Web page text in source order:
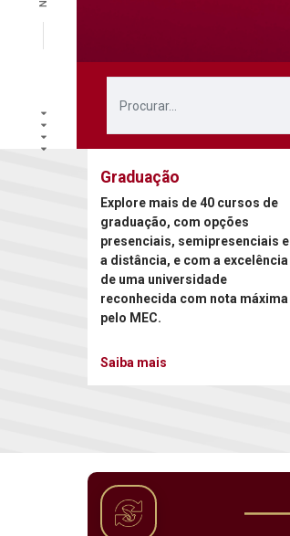
Graduação
Explore mais de 40 cursos de
graduação, com opções
presenciais, semipresenciais e
a distância, e com a excelência
de uma universidade
reconhecida com nota máxima
pelo MEC.
Saiba mais